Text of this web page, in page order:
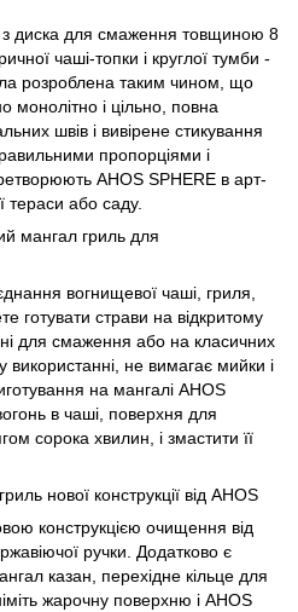
з диска для смаження товщиною 8
чаші-топки і круглої тумби -
розроблена таким чином, що
монолітно і цільно, повна
швів і вивірене стикування
пропорціями і
AHOS SPHERE в арт-
тераси або саду.
мангал гриль для
вогнищевої чаші, гриля,
готувати страви на відкритому
для смаження або на класичних
не вимагає мийки і
на мангалі AHOS
в чаші, поверхня для
сорока хвилин, і змастити її
нової конструкції від AHOS
конструкцією очищення від
ручки. Додатково є
казан, перехідне кільце для
жарочну поверхню і AHOS